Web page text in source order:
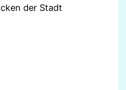
der Stadt